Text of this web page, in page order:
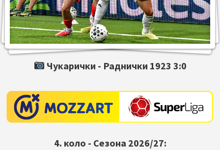
Чукарички - Раднички 1923 3:0
4. коло - Сезона 2026/27: